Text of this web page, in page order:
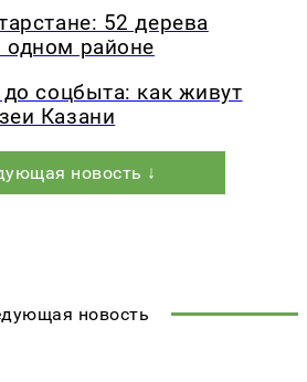
52 дерева
одном районе
до соцбыта: как живут
Казани
новость ↓
новость